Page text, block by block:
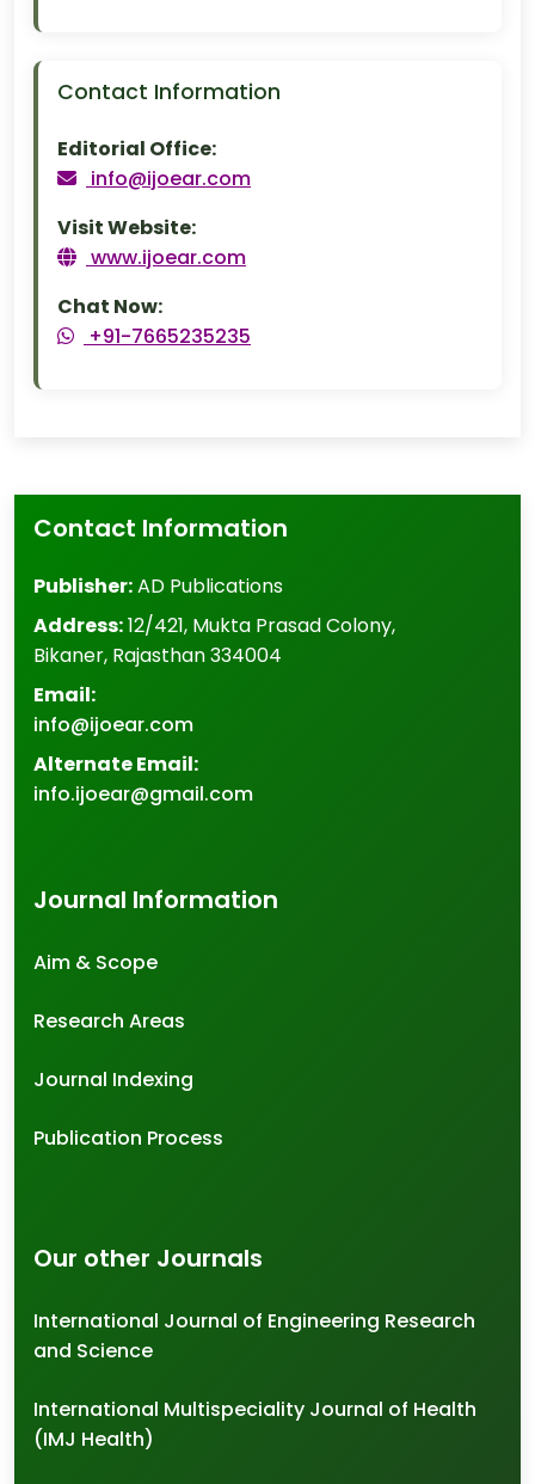
Contact Information
Editorial Office:
info@ijoear.com
Visit Website:
www.ijoear.com
Chat Now:
+91-7665235235
Contact Information
Publisher:AD Publications
Address:12/421, Mukta Prasad Colony,
Bikaner, Rajasthan334004
Email:
info@ijoear.com
Alternate Email:
info.ijoear@gmail.com
Journal Information
Aim & Scope
Research Areas
Journal Indexing
Publication Process
Our other Journals
International Journal of Engineering Research
and Science
International Multispeciality Journal of Health
(IMJ Health)